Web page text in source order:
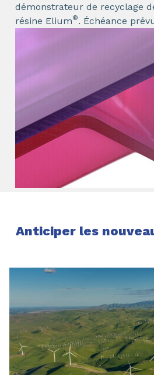
démonstrateur de recyclage
résine Elium®. Échéance
Anticiper les